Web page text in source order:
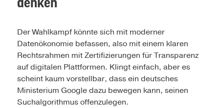
Der Wahlkampf könnte sich mit moderner
Datenökonomie befassen, also mit einem klaren
Rechtsrahmen mit Zertifizierungen für Transparenz
auf digitalen Plattformen. Klingt einfach, aber es
scheint kaum vorstellbar, dass ein deutsches
Ministerium Google dazu bewegen kann, seinen
Suchalgorithmus offenzulegen.